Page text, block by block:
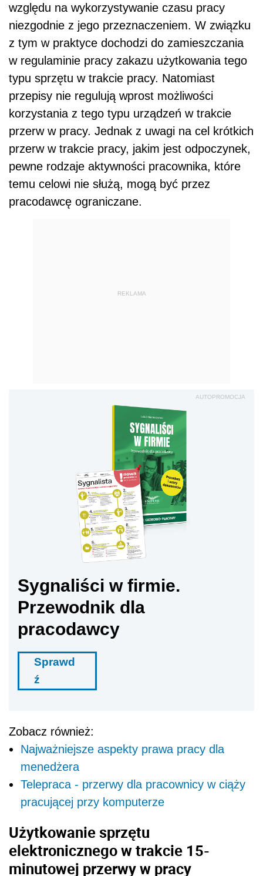
względu na wykorzystywanie czasu pracy
niezgodnie z jego przeznaczeniem. W związku
z tym w praktyce dochodzi do zamieszczania
w regulaminie pracy zakazu użytkowania tego
typu sprzętu w trakcie pracy. Natomiast
przepisy nie regulują wprost możliwości
korzystania z tego typu urządzeń w trakcie
przerw w pracy. Jednak z uwagi na cel krótkich
przerw w trakcie pracy, jakim jest odpoczynek,
pewne rodzaje aktywności pracownika, które
temu celowi nie służą, mogą być przez
pracodawcę ograniczane.
REKLAMA
AUTOPROMOCJA
Sygnaliści w firmie.
Przewodnik dla
pracodawcy
Sprawd
ź
Zobacz również:
Najważniejsze aspekty prawa pracy dla
menedżera
Telepraca - przerwy dla pracownicy w ciąży
pracującej przy komputerze
Użytkowanie sprzętu
elektronicznego w trakcie 15-
minutowej przerwy w pracy